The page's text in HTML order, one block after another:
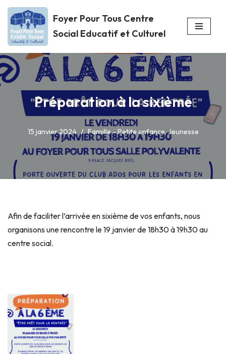
Aller
au
contenu
Foyer Pour Tous Centre
Social Educatif et Culturel
Préparation à la sixième
15 janvier 2024 Famille - Petite enfance,Jeunesse
Afin de faciliter l’arrivée en sixième de vos enfants, nous
organisons une rencontre le 19 janvier de 18h30 à 19h30 au
centre social.